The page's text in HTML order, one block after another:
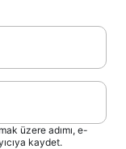
üzere adımı, e-
kaydet.